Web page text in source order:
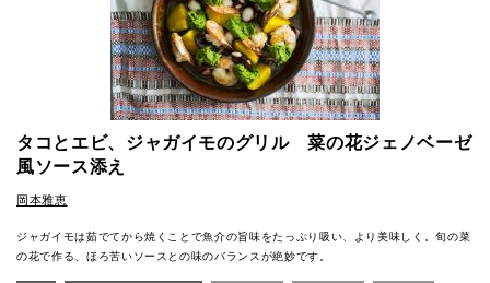
タコとエビ、ジャガイモのグリル 菜の花ジェノベーゼ
風ソース添え
岡本雅恵
ジャガイモは茹でてから焼くことで魚介の旨味をたっぷり吸い、より美味しく。旬の菜
の花で作る、ほろ苦いソースとの味のバランスが絶妙です。